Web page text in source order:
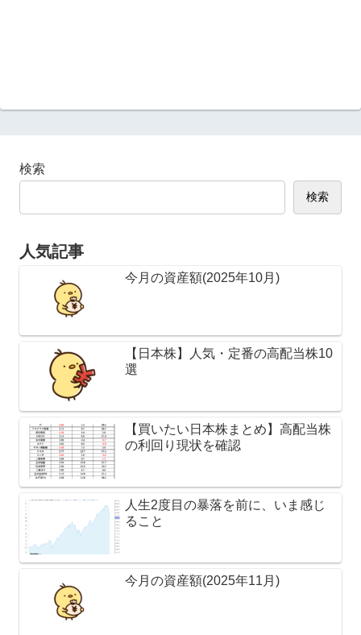
検索
検索
人気記事
今月の資産額(2025年10月)
【日本株】人気・定番の高配当株10
選
【買いたい日本株まとめ】高配当株
の利回り現状を確認
人生2度目の暴落を前に、いま感じ
ること
今月の資産額(2025年11月)